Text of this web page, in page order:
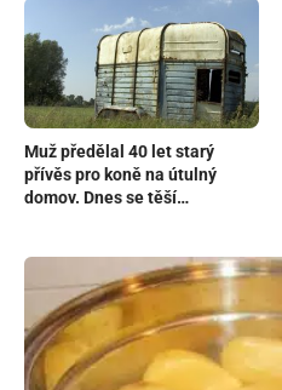
Muž předělal 40 let starý
přívěs pro koně na útulný
domov. Dnes se těší